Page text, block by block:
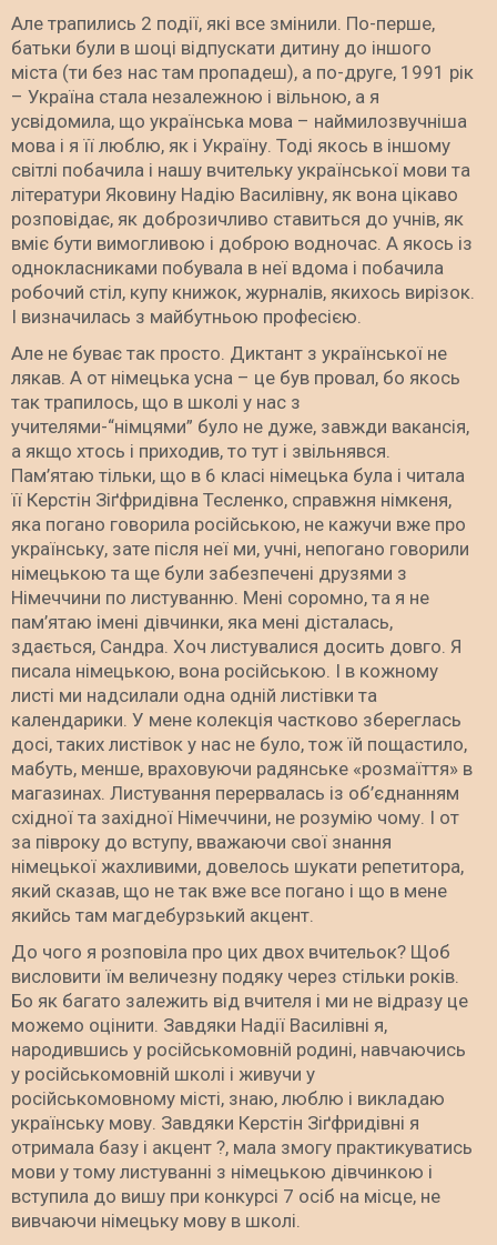
Але трапились 2 події, які все змінили. По-перше,
батьки були в шоці відпускати дитину до іншого
міста (ти без нас там пропадеш), а по-друге, 1991 рік
– Україна стала незалежною і вільною, а я
усвідомила, що українська мова – наймилозвучніша
мова і я її люблю, як і Україну. Тоді якось в іншому
світлі побачила і нашу вчительку української мови та
літератури Яковину Надію Василівну, як вона цікаво
розповідає, як доброзичливо ставиться до учнів, як
вміє бути вимогливою і доброю водночас. А якось із
однокласниками побувала в неї вдома і побачила
робочий стіл, купу книжок, журналів, якихось вирізок.
І визначилась з майбутньою професією.
Але не буває так просто. Диктант з української не
лякав. А от німецька усна – це був провал, бо якось
так трапилось, що в школі у нас з
учителями-“німцями” було не дуже, завжди вакансія,
а якщо хтось і приходив, то тут і звільнявся.
Пам’ятаю тільки, що в 6 класі німецька була і читала
її Керстін Зіґфридівна Тесленко, справжня німкеня,
яка погано говорила російською, не кажучи вже про
українську, зате після неї ми, учні, непогано говорили
німецькою та ще були забезпечені друзями з
Німеччини по листуванню. Мені соромно, та я не
пам’ятаю імені дівчинки, яка мені дісталась,
здається, Сандра. Хоч листувалися досить довго. Я
писала німецькою, вона російською. І в кожному
листі ми надсилали одна одній листівки та
календарики. У мене колекція частково збереглась
досі, таких листівок у нас не було, тож їй пощастило,
мабуть, менше, враховуючи радянське «розмаїття» в
магазинах. Листування перервалась із об’єднанням
східної та західної Німеччини, не розумію чому. І от
за півроку до вступу, вважаючи свої знання
німецької жахливими, довелось шукати репетитора,
який сказав, що не так вже все погано і що в мене
якийсь там магдебурзький акцент.
До чого я розповіла про цих двох вчительок? Щоб
висловити їм величезну подяку через стільки років.
Бо як багато залежить від вчителя і ми не відразу це
можемо оцінити. Завдяки Надії Василівні я,
народившись у російськомовній родині, навчаючись
у російськомовній школі і живучи у
російськомовному місті, знаю, люблю і викладаю
українську мову. Завдяки Керстін Зіґфридівні я
отримала базу і акцент ?, мала змогу практикуватись
мови у тому листуванні з німецькою дівчинкою і
вступила до вишу при конкурсі 7 осіб на місце, не
вивчаючи німецьку мову в школі.